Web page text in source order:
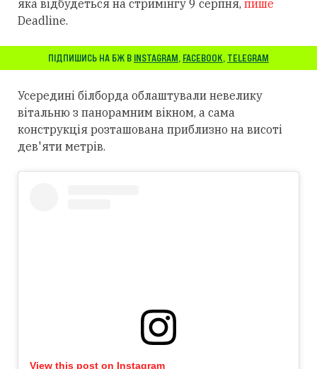
яка відбудеться на стримінгу 9 серпня, пише
Deadline.
ПІДПИШИСЬ НА БЖ В INSTAGRAM, FACEBOOK, TELEGRAM
Усередині білборда облаштували невелику
вітальню з панорамним вікном, а сама
конструкція розташована приблизно на висоті
дев'яти метрів.
View this post on Instagram